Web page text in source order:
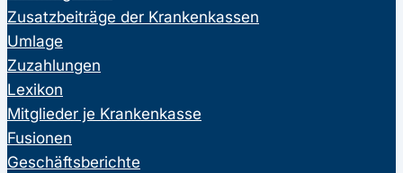
Zusatzbeiträge der Krankenkassen
Umlage
Zuzahlungen
Lexikon
Mitglieder je Krankenkasse
Fusionen
Geschäftsberichte